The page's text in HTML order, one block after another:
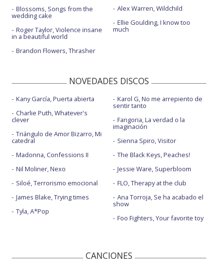
Blossoms, Songs from the
wedding cake
Roger Taylor, Violence insane
in a beautiful world
Brandon Flowers, Thrasher
Alex Warren, Wildchild
Ellie Goulding, I know too
much
NOVEDADES DISCOS
Kany García, Puerta abierta
Charlie Puth, Whatever's
clever
Triángulo de Amor Bizarro, Mi
catedral
Madonna, Confessions II
Nil Moliner, Nexo
Siloé, Terrorismo emocional
James Blake, Trying times
Tyla, A*Pop
Karol G, No me arrepiento de
sentir tanto
Fangoria, La verdad o la
imaginación
Sienna Spiro, Visitor
The Black Keys, Peaches!
Jessie Ware, Superbloom
FLO, Therapy at the club
Ana Torroja, Se ha acabado el
show
Foo Fighters, Your favorite toy
CANCIONES